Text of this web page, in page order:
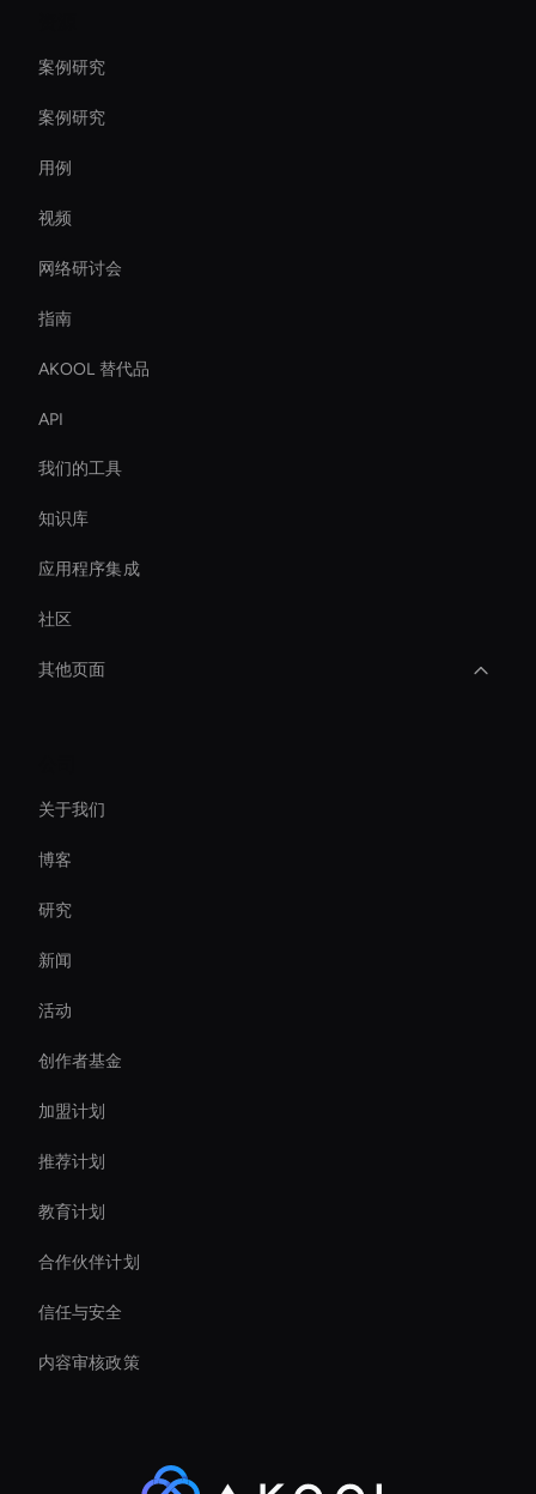
案例研究
案例研究
用例
视频
网络研讨会
指南
AKOOL 替代品
API
我们的工具
知识库
应用程序集成
社区
其他页面
Ai-Powered Digital Assistant
AI 视频长宽比
AI 视频特效工具
AI 视频升频器工具
Ai Avatar For Business
Real-Time Virtual Human
关于我们
博客
研究
新闻
活动
创作者基金
加盟计划
推荐计划
教育计划
合作伙伴计划
信任与安全
内容审核政策